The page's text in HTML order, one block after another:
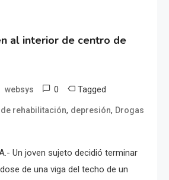
al interior de centro de
websys 0 Tagged
rehabilitación, depresión, Drogas
Un joven sujeto decidió terminar
de una viga del techo de un